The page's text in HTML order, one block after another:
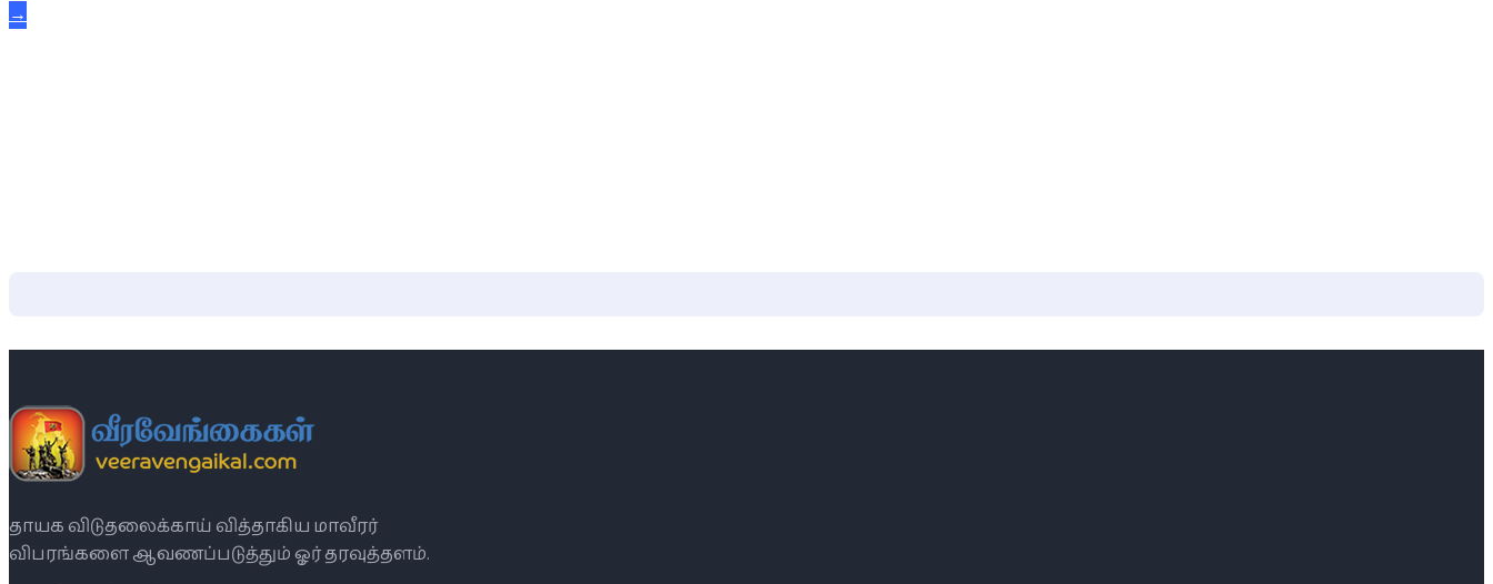
→
தாயக விடுதலைக்காய் வித்தாகிய மாவீரர்
விபரங்களை ஆவணப்படுத்தும் ஓர் தரவுத்தளம்.